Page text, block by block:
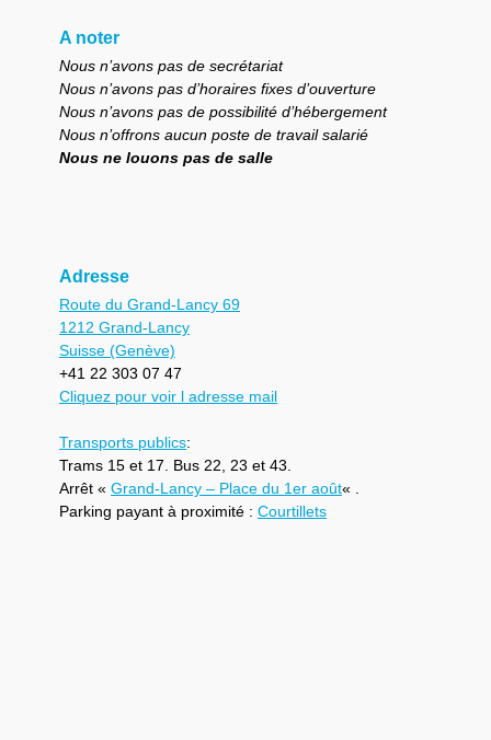
A noter
Nous n’avons pas de secrétariat
Nous n’avons pas d’horaires fixes d’ouverture
Nous n’avons pas de possibilité d’hébergement
Nous n’offrons aucun poste de travail salarié
Nous ne louons pas de salle
Adresse
Route du Grand-Lancy 69
1212 Grand-Lancy
Suisse (Genève)
+41 22 303 07 47
Cliquez pour voir l adresse mail
Transports publics:
Trams 15 et 17. Bus 22, 23 et 43.
Arrêt « Grand-Lancy – Place du 1er août« .
Parking payant à proximité : Courtillets